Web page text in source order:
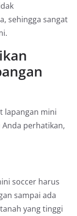
sehingga sangat
lapangan mini
perhatikan,
soccer harus
sampai ada
yang tinggi